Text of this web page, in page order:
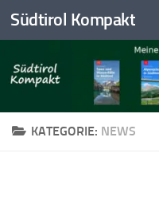
Skip to content
Südtirol Kompakt
KATEGORIE: NEWS